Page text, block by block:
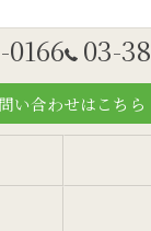
03-
い合わせはこちら